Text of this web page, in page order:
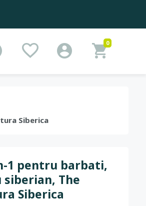
0
Siberica
1 pentru barbati,
The
Siberica